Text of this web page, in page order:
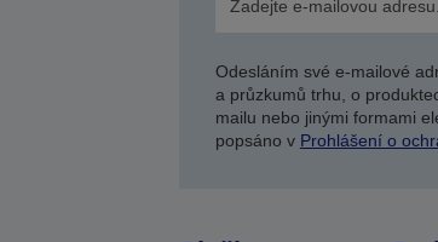
Odesláním své e-mailové
a průzkumů trhu, o
mailu nebo jinými formami
popsáno v Prohlášení o